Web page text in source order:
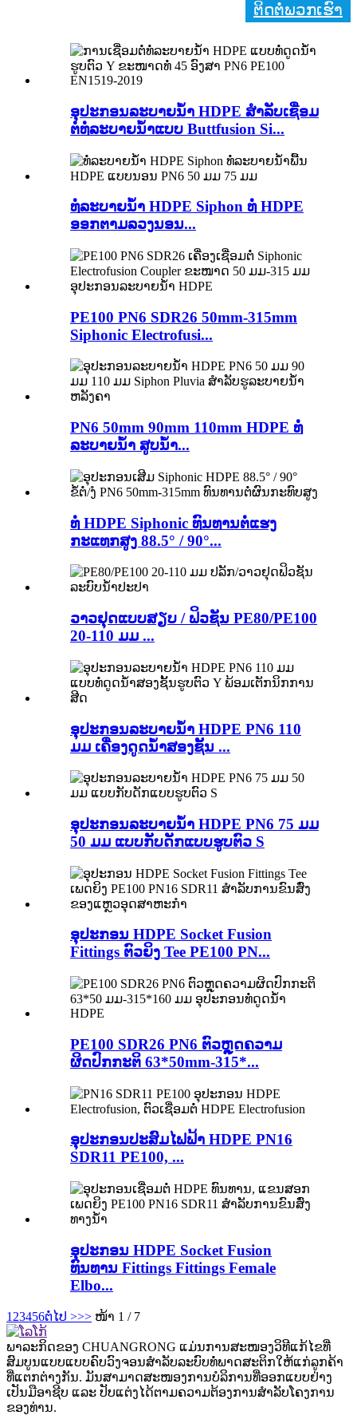
ຕິດຕໍ່ພວກເຮົາ
ອຸປະກອນລະບາຍນ້ຳ HDPE ສຳລັບເຊື່ອມ
ຕໍ່ທໍ່ລະບາຍນ້ຳແບບ Buttfusion Si...
ທໍ່ລະບາຍນ້ຳ HDPE Siphon ທໍ່ HDPE
ອອກຕາມລວງນອນ...
PE100 PN6 SDR26 50mm-315mm
Siphonic Electrofusi...
PN6 50mm 90mm 110mm HDPE ທໍ່
ລະບາຍນ້ຳ ສູບນ້ຳ...
ທໍ່ HDPE Siphonic ທົນທານຕໍ່ແຮງ
ກະແທກສູງ 88.5° / 90°...
ວາວຢຸດແບບສຽບ / ຟິວຊັນ PE80/PE100
20-110 ມມ ...
ອຸປະກອນລະບາຍນ້ຳ HDPE PN6 110
ມມ ເຄື່ອງດູດນ້ຳສອງຊັ້ນ ...
ອຸປະກອນລະບາຍນ້ຳ HDPE PN6 75 ມມ
50 ມມ ແບບກັບດັກແບບຮູບຕົວ S
ອຸປະກອນ HDPE Socket Fusion
Fittings ຕົວຍິງ Tee PE100 PN...
PE100 SDR26 PN6 ຕົວຫຼຸດຄວາມ
ຜິດປົກກະຕິ 63*50mm-315*...
ອຸປະກອນປະສົມໄຟຟ້າ HDPE PN16
SDR11 PE100, ...
ອຸປະກອນ HDPE Socket Fusion
ທົນທານ Fittings Fittings Female
Elbo...
123456ຕໍ່ໄປ >>> ໜ້າ 1 / 7
ພາລະກິດຂອງ CHUANGRONG ແມ່ນການສະໜອງວິທີແກ້ໄຂທີ່
ສົມບູນແບບແບບຄົບວົງຈອນສຳລັບລະບົບທໍ່ພາດສະຕິກໃຫ້ແກ່ລູກຄ້າ
ທີ່ແຕກຕ່າງກັນ. ມັນສາມາດສະໜອງການບໍລິການທີ່ອອກແບບຢ່າງ
ເປັນມືອາຊີບ ແລະ ປັບແຕ່ງໄດ້ຕາມຄວາມຕ້ອງການສຳລັບໂຄງການ
ຂອງທ່ານ.